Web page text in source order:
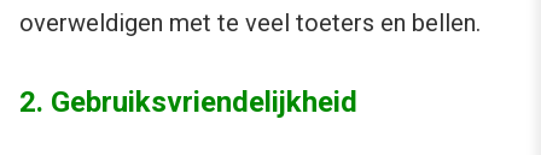
overweldigen met te veel toeters en bellen.
2. Gebruiksvriendelijkheid